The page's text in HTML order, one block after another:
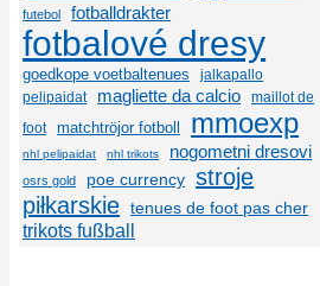
futebol
fotballdrakter
fotbalové dresy
goedkope voetbaltenues
jalkapallo
pelipaidat
magliette da calcio
maillot de
foot
matchtröjor fotboll mmoexp
nhl pelipaidat nhl trikots nogometni dresovi
osrs gold poe currency stroje
piłkarskie tenues de foot pas cher
trikots fußball